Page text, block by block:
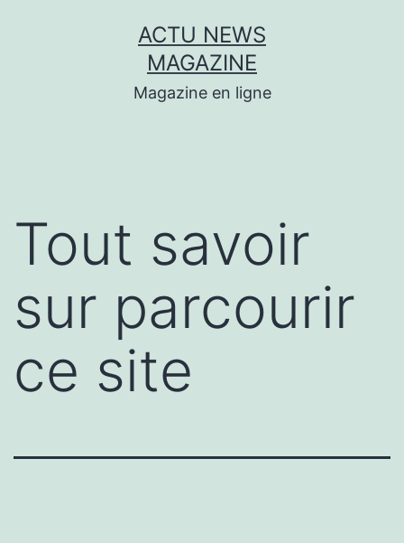
ACTU NEWS
MAGAZINE
Magazine en ligne
Tout savoir
sur parcourir
ce site